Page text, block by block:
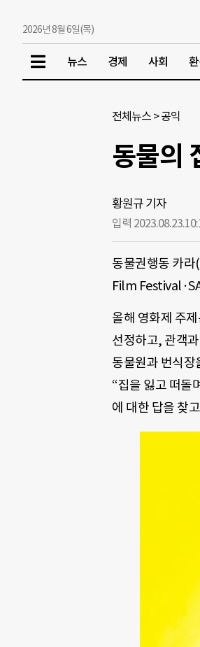
2026년 8월 6일(목)
뉴스 경제 사회
전체뉴스 >공익
동물의
황원규 기자
입력 2023.08.23.
동물권행동 카
Film
올해 영화제 주
선정하고, 관객
동물원과 번식장
“집을 잃고 떠돌
에 대한 답을 찾